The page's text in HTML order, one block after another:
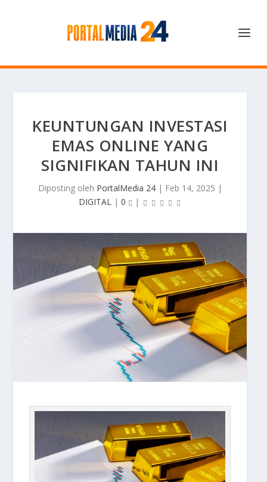
KEUNTUNGAN INVESTASI
EMAS ONLINE YANG
SIGNIFIKAN TAHUN INI
Diposting oleh PortalMedia 24| Feb 14, 2025 |
DIGITAL | 0 |